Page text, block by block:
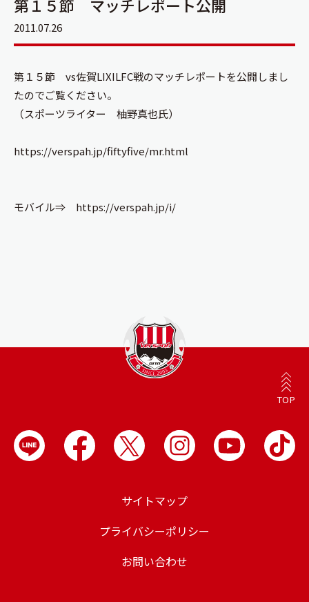
第１５節 マッチレポート公開
2011.07.26
第１５節 vs佐賀LIXILFC戦のマッチレポートを公開しまし
たのでご覧ください。
（スポーツライター 柚野真也氏）
https://verspah.jp/fiftyfive/mr.html
モバイル⇒ https://verspah.jp/i/
TOP
サイトマップ
プライバシーポリシー
お問い合わせ